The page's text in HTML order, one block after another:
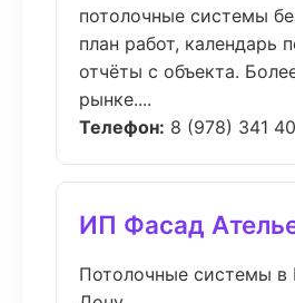
потолочные системы
план работ, календарь
отчёты с объекта.
рынке....
Телефон: 8 (978) 341
ИП Фасад
Потолочные системы в